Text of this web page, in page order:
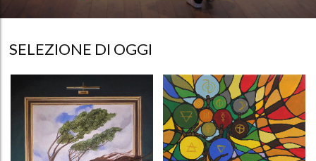
SELEZIONE DI OGGI